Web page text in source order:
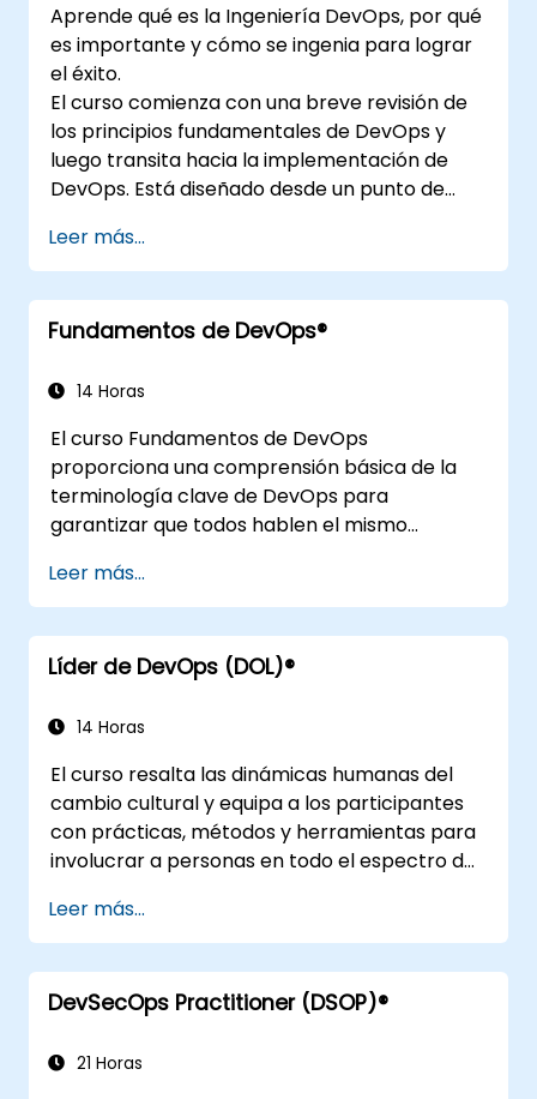
Aprende qué es la Ingeniería DevOps, por qué
es importante y cómo se ingenia para lograr
el éxito.
El curso comienza con una breve revisión de
los principios fundamentales de DevOps y
luego transita hacia la implementación de
DevOps. Está diseñado desde un punto de
DevOps en relación con otros marcos,
tecnologías,
prácticas de diseño de aplicaciones,
prácticas de integración continua, entrega e
continuas, infraestructuras elásticas,
gobernanza, aspectos humanos y tendencias
futuras de la ingeniería DevOps.
Leer más...
Fundamentos de DevOps®
14 Horas
El curso Fundamentos de DevOps
proporciona una comprensión básica de la
terminología clave de DevOps para
garantizar que todos hablen el mismo
para apoyar el éxito organizacional.
Leer más...
Líder de DevOps (DOL)®
14 Horas
El curso resalta las dinámicas humanas del
cambio cultural y equipa a los participantes
con prácticas, métodos y herramientas para
involucrar a personas en todo el espectro de
estudios de casos de la vida real. Al finalizar el
curso, los participantes contarán con
elementos tangibles que podrán aplicar al
regresar a su lugar de trabajo, como el
Leer más...
DevSecOps Practitioner (DSOP)®
21 Horas